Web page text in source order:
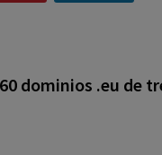
dominios .eu de